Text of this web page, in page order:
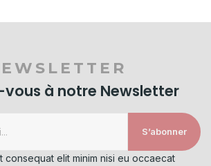
à notre Newsletter
S’abonner
consequat elit minim nisi eu occaecat